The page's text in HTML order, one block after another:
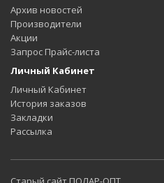
Архив новостей
Производители
Акции
Запрос Прайс-листа
Личный Кабинет
Личный Кабинет
История заказов
Закладки
Рассылка